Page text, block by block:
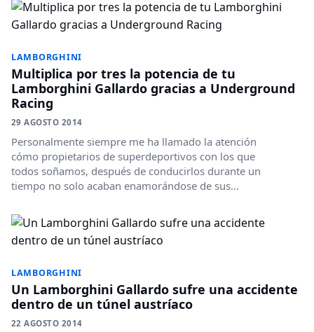
LAMBORGHINI
Multiplica por tres la potencia de tu
Lamborghini Gallardo gracias a Underground
Racing
29 AGOSTO 2014
Personalmente siempre me ha llamado la atención
cómo propietarios de superdeportivos con los que
todos soñamos, después de conducirlos durante un
tiempo no solo acaban enamorándose de sus...
LAMBORGHINI
Un Lamborghini Gallardo sufre una accidente
dentro de un túnel austríaco
22 AGOSTO 2014